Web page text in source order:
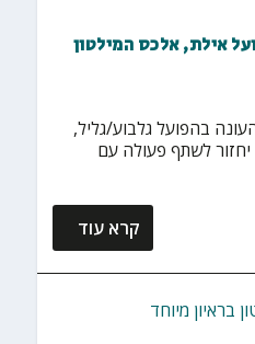
אילת, אלכס המילטון
בהפועל גלבוע/גליל,
לשתף פעולה עם
קרא עוד